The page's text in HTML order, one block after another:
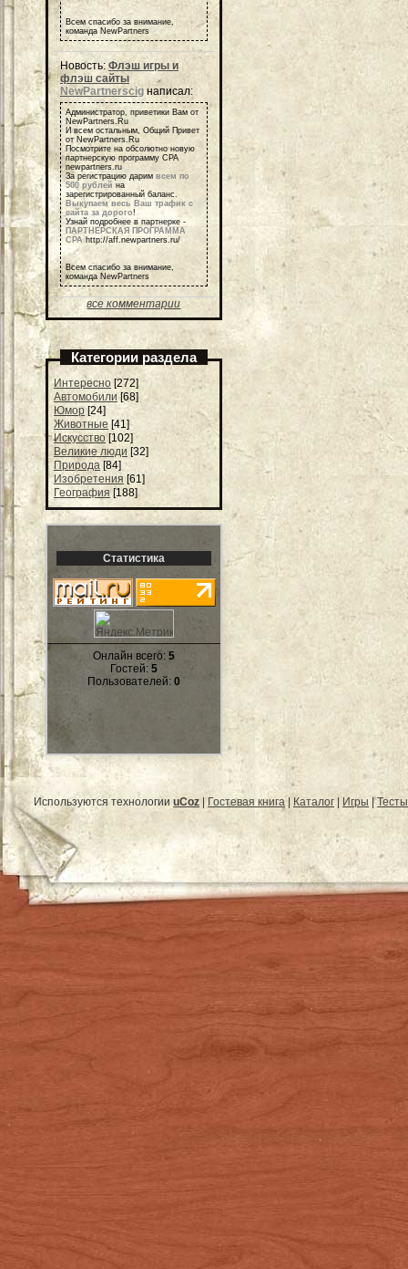
Всем спасибо за внимание,
команда NewPartners
Новость: Флэш игры и
флэш сайты
NewPartnerscig написал:
Администратор, приветики Вам от
NewPartners.Ru
И всем остальным, Общий Привет
от NewPartners.Ru
Посмотрите на обсолютно новую
партнерскую программу СРА
newpartners.ru
За регистрацию дарим всем по
500 рублей на
зарегистрированный баланс.
Выкупаем весь Ваш трафик с
сайта за дорого!
Узнай подробнее в партнерке -
ПАРТНЕРСКАЯ ПРОГРАММА
СРА http://aff.newpartners.ru/
Всем спасибо за внимание,
команда NewPartners
все комментарии
Категории раздела
Интересно [272]
Автомобили [68]
Юмор [24]
Животные [41]
Искусство [102]
Великие люди [32]
Природа [84]
Изобретения [61]
География [188]
Статистика
Онлайн всего: 5
Гостей: 5
Пользователей: 0
Используются технологии uCoz | Гостевая книга | Каталог | Игры |Тесты